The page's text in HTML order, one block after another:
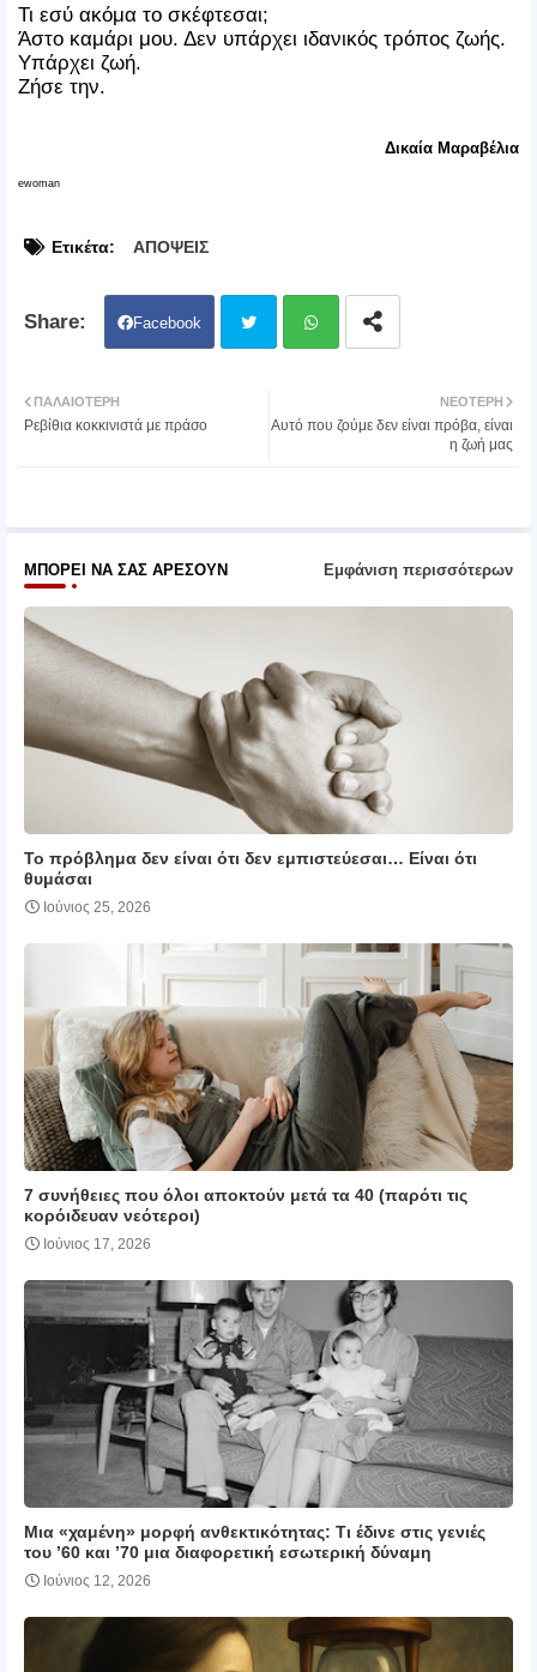
Τι εσύ ακόμα το σκέφτεσαι;
Άστο καμάρι μου. Δεν υπάρχει ιδανικός τρόπος ζωής.
Υπάρχει ζωή.
Ζήσε την.
Δικαία Μαραβέλια
ewoman
Ετικέτα: ΑΠΟΨΕΙΣ
Facebook
atsa
ΝΕΌΤΕΡΗ
Αυτό που ζούμε δεν είναι πρόβα, είναι
η ζωή μας
ΠΑΛΑΙΌΤΕΡΗ
Ρεβίθια κοκκινιστά με πράσο
ΜΠΟΡΕΊ ΝΑ ΣΑΣ ΑΡΈΣΟΥΝ Εμφάνιση περισσότερων
Το πρόβλημα δεν είναι ότι δεν εμπιστεύεσαι… Είναι ότι
θυμάσαι
Ιούνιος 25, 2026
7 συνήθειες που όλοι αποκτούν μετά τα 40 (παρότι τις
κορόιδευαν νεότεροι)
Ιούνιος 17, 2026
Μια «χαμένη» μορφή ανθεκτικότητας: Τι έδινε στις γενιές
του ’60 και ’70 μια διαφορετική εσωτερική δύναμη
Ιούνιος 12, 2026